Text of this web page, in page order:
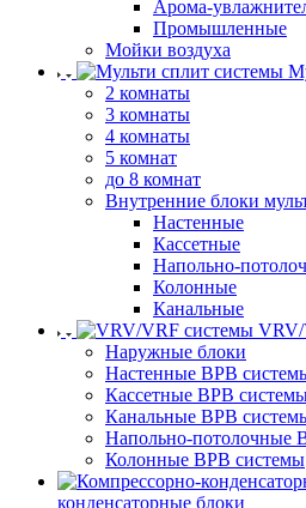
Арома-
Промышленные
Мойки воздуха
2 комнаты
3 комнаты
4 комнаты
5 комнат
до 8 комнат
Внутренние блоки
Настенные
Кассетные
Напольно-
Колонные
Канальные
VRV/
Наружные блоки
Настенные ВРВ
Кассетные ВРВ
Канальные ВРВ
Напольно-потолочные
Колонные ВРВ системы
конденсаторные блоки